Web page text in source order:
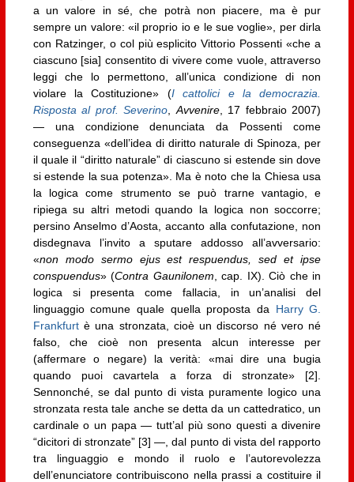
a un valore in sé, che potrà non piacere, ma è pur
sempre un valore: «il proprio io e le sue voglie», per dirla
con Ratzinger, o col più esplicito Vittorio Possenti «che a
ciascuno [sia] consentito di vivere come vuole, attraverso
leggi che lo permettono, all’unica condizione di non
violare la Costituzione» (I cattolici e la democrazia.
Risposta al prof. Severino
Avvenire, 17 febbraio 2007)
— una condizione denunciata da Possenti come
conseguenza «dell’idea di diritto naturale di Spinoza, per
il quale il “diritto naturale” di ciascuno si estende sin dove
si estende la sua potenza». Ma è noto che la Chiesa usa
la logica come strumento se può trarne vantagio, e
ripiega su altri metodi quando la logica non soccorre;
persino Anselmo d’Aosta, accanto alla confutazione, non
disdegnava l’invito a sputare addosso all’avversario:
«non modo sermo ejus est respuendus, sed et ipse
conspuendus» (Contra Gaunilonem , cap. IX). Ciò che in
logica si presenta come fallacia, in un’analisi del
linguaggio comune quale quella proposta da Harry G.
Frankfurtè una stronzata, cioè un discorso né vero né
falso, che cioè non presenta alcun interesse per
(affermare o negare) la verità: «mai dire una bugia
quando puoi cavartela a forza di stronzate» [2].
Sennonché, se dal punto di vista puramente logico una
stronzata resta tale anche se detta da un cattedratico, un
cardinale o un papa — tutt’al più sono questi a divenire
“dicitori di stronzate” [3] —, dal punto di vista del rapporto
tra linguaggio e mondo il ruolo e l’autorevolezza
dell’enunciatore contribuiscono nella prassi a costituire il